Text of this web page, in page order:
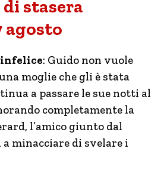
stasera
agosto
infelice: Guido non vuole
moglie che gli è stata
a passare le sue notti al
completamente la
l’amico giunto dal
minacciare di svelare i